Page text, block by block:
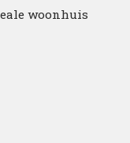
woonhuis